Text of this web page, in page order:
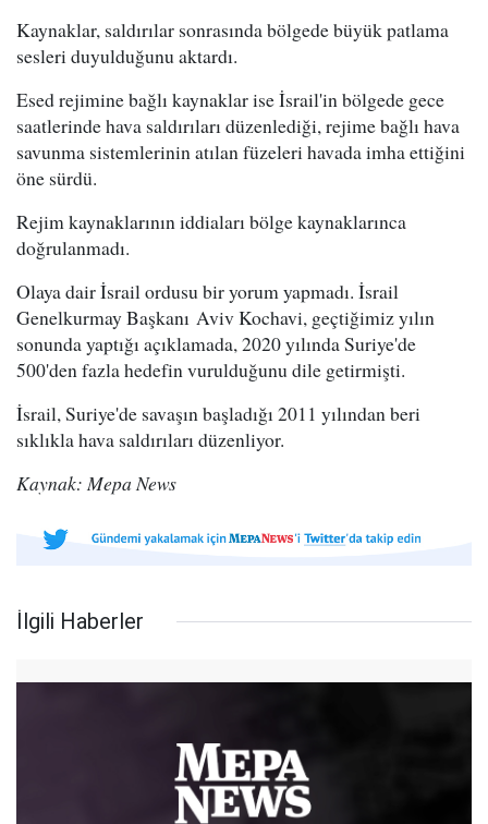
Kaynaklar, saldırılar sonrasında bölgede büyük patlama
sesleri duyulduğunu aktardı.
Esed rejimine bağlı kaynaklar ise İsrail'in bölgede gece
saatlerinde hava saldırıları düzenlediği, rejime bağlı hava
savunma sistemlerinin atılan füzeleri havada imha ettiğini
öne sürdü.
Rejim kaynaklarının iddiaları bölge kaynaklarınca
doğrulanmadı.
Olaya dair İsrail ordusu bir yorum yapmadı. İsrail
Genelkurmay Başkanı Aviv Kochavi, geçtiğimiz yılın
sonunda yaptığı açıklamada, 2020 yılında Suriye'de
500'den fazla hedefin vurulduğunu dile getirmişti.
İsrail, Suriye'de savaşın başladığı 2011 yılından beri
sıklıkla hava saldırıları düzenliyor.
Kaynak: Mepa News
İlgili Haberler